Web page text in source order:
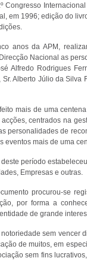
Congresso
em 1996; edição do
anos da APM,
Nacional as
Alfredo Rodrigues
Sr. Alberto Júlio da Silva
mais de uma
centrados na
personalidades de
eventos mais de uma
deste período
Empresas e outras.
procurou-se
por forma a
de grande
sem vencer
de muitos, em
sem fins